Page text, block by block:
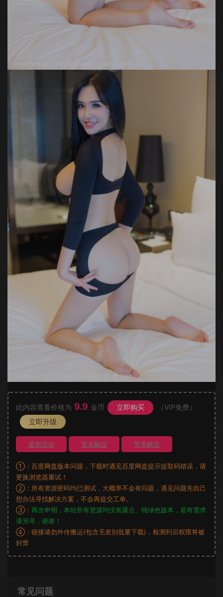
此内容查看价格为 9.9 金币 立即购买
（VIP免费）
立即升级
最新活动 安卓解压 苹果解压
①：百度网盘版本问题，下载时遇见百度网盘提示提取码错误，请
更换浏览器重试！
②：所有资源密码均已测试，大概率不会有问题，遇见问题先自己
想办法寻找解决方案，不会再提交工单。
③： 再次申明，本站所有资源均没有露点、纯绿色版本，若有需求
请另寻，谢谢！
④：链接请勿外传搬运(包含无差别批量下载)，检测到后权限将被
封禁
常见问题